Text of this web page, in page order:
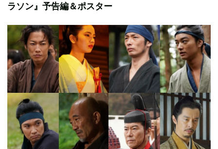
ラソン』予告編＆ポスター